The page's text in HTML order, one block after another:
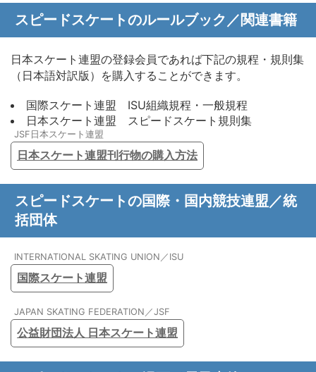
スピードスケートのルールブック／関連書籍
日本スケート連盟の登録会員であれば下記の規程・規則集
（日本語対訳版）を購入することができます。
国際スケート連盟 ISU組織規程・一般規程
日本スケート連盟 スピードスケート規則集
JSF日本スケート連盟
日本スケート連盟刊行物の購入方法
スピードスケートの国際・国内競技連盟／統
括団体
INTERNATIONAL SKATING UNION／ISU
国際スケート連盟
JAPAN SKATING FEDERATION／JSF
公益財団法人 日本スケート連盟